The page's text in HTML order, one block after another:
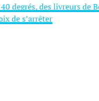
degrés, des livreurs de
de s’arrêter